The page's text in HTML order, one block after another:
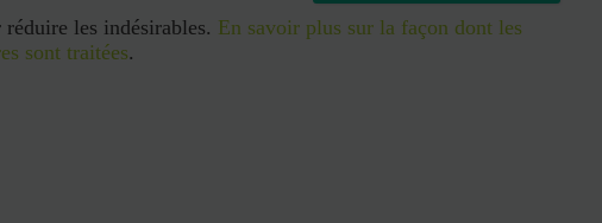
les indésirables. En savoir plus sur la façon dont les
sont traitées.